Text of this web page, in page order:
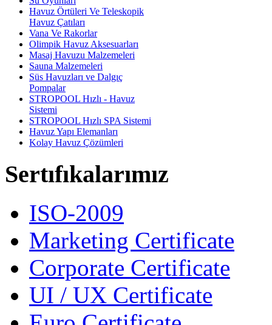
Havuz Örtüleri Ve Teleskopik
Havuz Çatıları
Vana Ve Rakorlar
Olimpik Havuz Aksesuarları
Masaj Havuzu Malzemeleri
Sauna Malzemeleri
Süs Havuzları ve Dalgıç
Pompalar
STROPOOL Hızlı - Havuz
Sistemi
STROPOOL Hızlı SPA Sistemi
Havuz Yapı Elemanları
Kolay Havuz Çözümleri
Sertıfıkalarımız
ISO-2009
Marketing Certificate
Corporate Certificate
UI / UX Certificate